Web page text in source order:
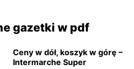
gazetki w pdf
Ceny w dół, koszyk w górę –
Intermarche Super